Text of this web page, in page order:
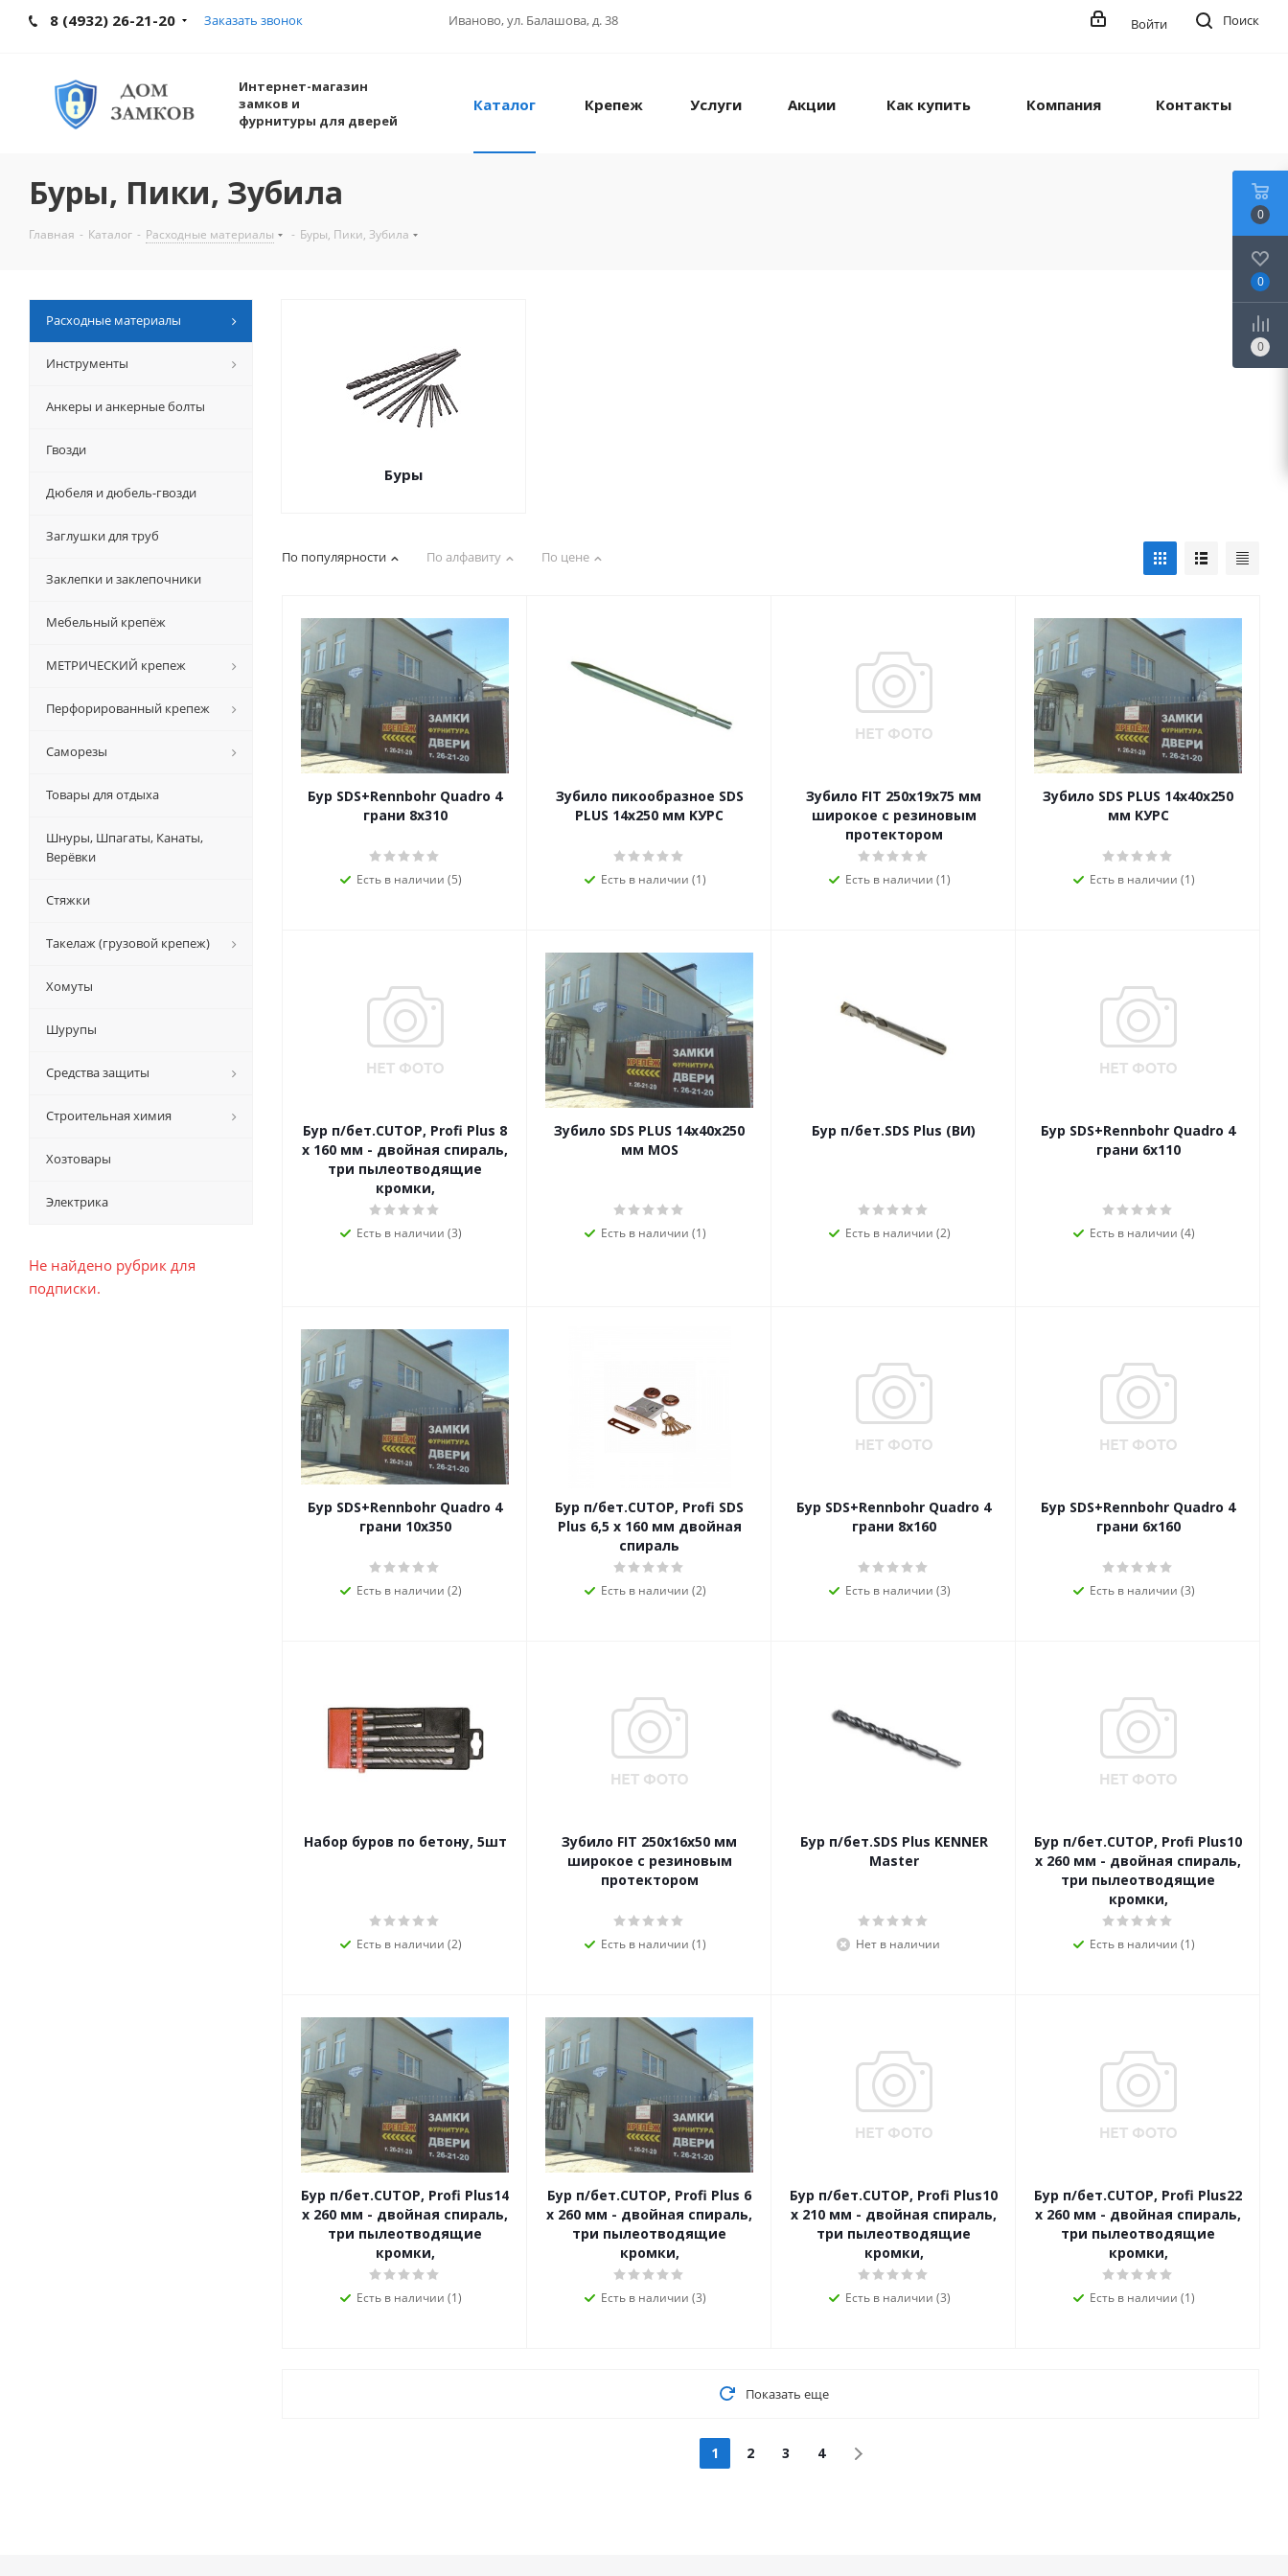
8 (4932) 26-21-20 Заказать звонок Иваново, ул. Балашова, д. 38 Поиск
Войти
Интернет-магазин
замков и
фурнитуры для дверей
Каталог Крепеж Услуги Акции Как купить Компания Контакты
Буры, Пики, Зубила
Главная - Каталог - Расходные материалы - Буры, Пики, Зубила
Буры
По популярности По алфавиту По цене
Бур SDS+Rennbohr Quadro 4
грани 8х310
Есть в наличии (5)
Зубило пикообразное SDS
PLUS 14х250 мм KУРС
Есть в наличии (1)
Зубило FIT 250х19х75 мм
широкое с резиновым
протектором
Есть в наличии (1)
Зубило SDS PLUS 14х40х250
мм KУРС
Есть в наличии (1)
Бур п/бет.CUTOP, Profi Plus 8
x 160 мм - двойная спираль,
три пылеотводящие
кромки,
Есть в наличии (3)
Зубило SDS PLUS 14х40х250
мм MOS
Есть в наличии (1)
Бур п/бет.SDS Plus (ВИ)
Есть в наличии (2)
Бур SDS+Rennbohr Quadro 4
грани 6х110
Есть в наличии (4)
Бур SDS+Rennbohr Quadro 4
грани 10х350
Есть в наличии (2)
Бур п/бет.CUTOP, Profi SDS
Plus 6,5 х 160 мм двойная
спираль
Есть в наличии (2)
Бур SDS+Rennbohr Quadro 4
грани 8х160
Есть в наличии (3)
Бур SDS+Rennbohr Quadro 4
грани 6х160
Есть в наличии (3)
Набор буров по бетону, 5шт
Есть в наличии (2)
Зубило FIT 250х16х50 мм
широкое с резиновым
протектором
Есть в наличии (1)
Бур п/бет.SDS Plus KENNER
Master
Нет в наличии
Бур п/бет.CUTOP, Profi Plus10
x 260 мм - двойная спираль,
три пылеотводящие
кромки,
Есть в наличии (1)
Бур п/бет.CUTOP, Profi Plus14
x 260 мм - двойная спираль,
три пылеотводящие
кромки,
Есть в наличии (1)
Бур п/бет.CUTOP, Profi Plus 6
x 260 мм - двойная спираль,
три пылеотводящие
кромки,
Есть в наличии (3)
Бур п/бет.CUTOP, Profi Plus10
x 210 мм - двойная спираль,
три пылеотводящие
кромки,
Есть в наличии (3)
Бур п/бет.CUTOP, Profi Plus22
x 260 мм - двойная спираль,
три пылеотводящие
кромки,
Есть в наличии (1)
Показать еще
1 2 3 4
Расходные материалы
Инструменты
Анкеры и анкерные болты
Гвозди
Дюбеля и дюбель-гвозди
Заглушки для труб
Заклепки и заклепочники
Мебельный крепёж
МЕТРИЧЕСКИЙ крепеж
Перфорированный крепеж
Саморезы
Товары для отдыха
Шнуры, Шпагаты, Канаты,
Верёвки
Стяжки
Такелаж (грузовой крепеж)
Хомуты
Шурупы
Средства защиты
Строительная химия
Хозтовары
Электрика
Не найдено рубрик для
подписки.
0
0
0